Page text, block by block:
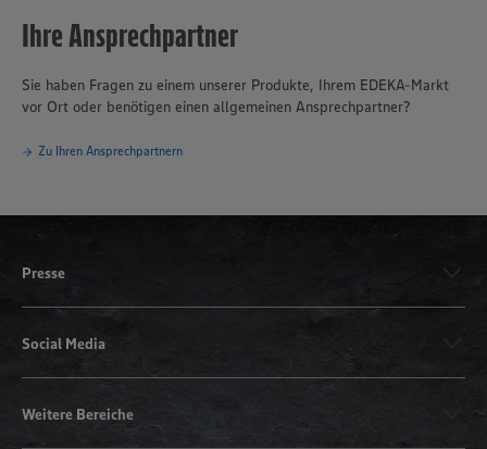
Ihre Ansprechpartner
Sie haben Fragen zu einem unserer Produkte, Ihrem EDEKA-Markt
vor Ort oder benötigen einen allgemeinen Ansprechpartner?
Zu Ihren Ansprechpartnern
Presse
Social Media
Weitere Bereiche